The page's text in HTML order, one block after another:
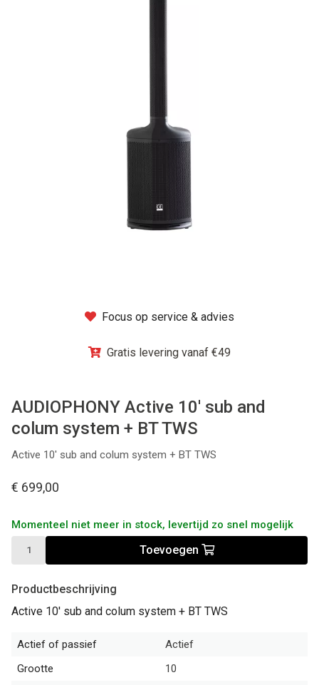
Focus op service & advies
Gratis levering vanaf €49
AUDIOPHONY Active 10' sub and
colum system + BT TWS
Active 10' sub and colum system + BT TWS
€ 699,00
Momenteel niet meer in stock, levertijd zo snel mogelijk
Toevoegen
Productbeschrijving
Active 10' sub and colum system + BT TWS
Actief of passief
Actief
Grootte
10